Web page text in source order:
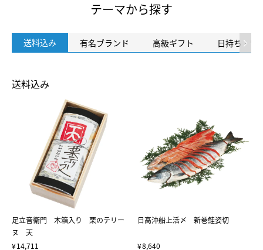
テーマから探す
送料込み 有名ブランド 高級ギフト 日持ち・常
送料込み
足立音衛門 木箱入り 栗のテリー
ヌ 天
14,711
日高沖船上活〆 新巻鮭姿切
8,640